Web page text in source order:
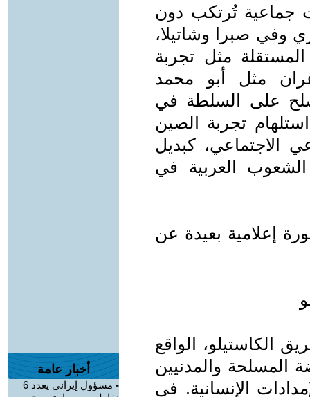
جماعية تُرتكب دون
وفي صبرا وشاتيلا،
مثل تجربة
مثل أبو محمد
على السلطة في
تجربة الصين
الاجتماعي، كبديل
الشعوب العربية في
إعلامية بعيدة عن
الكاستيلو، الواقع
المسلحة والمدنيين
الإنسانية. في
أخبار عامة
-
مسؤول إيراني يعدد 6